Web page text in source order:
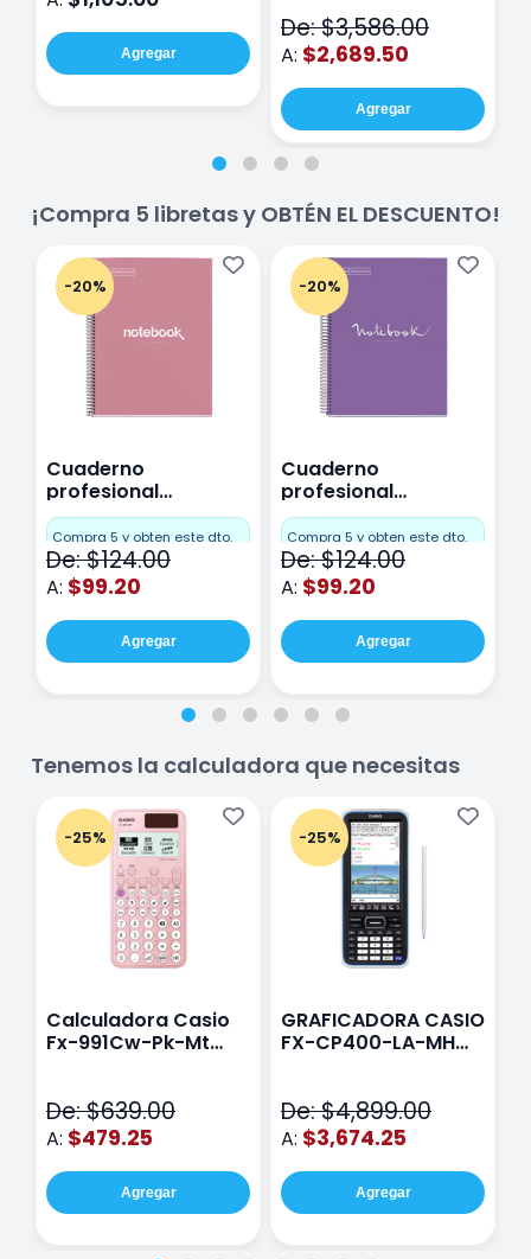
Agregar
De: $3,586.00
A: $2,689.50
Agregar
¡Compra 5 libretas y OBTÉN EL DESCUENTO!
-20%
Cuaderno
profesional
Miquelrius Emotions
Cuadro Chico 80
hojas Rosa
Compra 5 y obten este dto.
De: $124.00
A: $99.20
Agregar
-20%
Cuaderno
profesional
Miquelrius Emotions
raya 80 hojas
Purpura
Compra 5 y obten este dto.
De: $124.00
A: $99.20
Agregar
Tenemos la calculadora que necesitas
-25%
Calculadora Casio
Fx-991Cw-Pk-Mt
De: $639.00
A: $479.25
Agregar
-25%
GRAFICADORA CASIO
FX-CP400-LA-MH
De: $4,899.00
A: $3,674.25
Agregar